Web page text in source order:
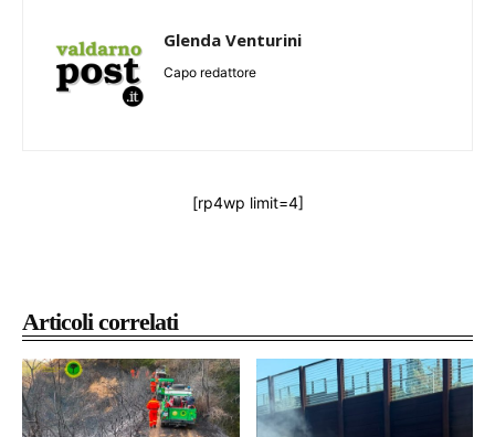
Articoli correlati
Glenda Venturini
Capo redattore
[rp4wp limit=4]